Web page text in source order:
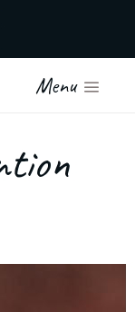
Menu